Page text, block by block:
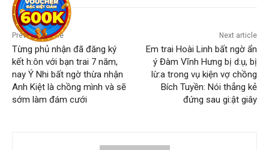
Previous article
Từng phủ nhận đã đăng ký
kết h:ôn với bạn trai 7 năm,
nay Ý Nhi bất ngờ thừa nhận
Anh Kiệt là chồng mình và sẽ
sớm làm đám cưới
Next article
Em trai Hoài Linh bất ngờ ẩn
ý Đàm Vĩnh Hưng bị d:ụ, bị
lừ:a trong vụ kiện vợ chồng
Bích Tuyền: Nói thẳng kẻ
đứng sau gi:ật giây